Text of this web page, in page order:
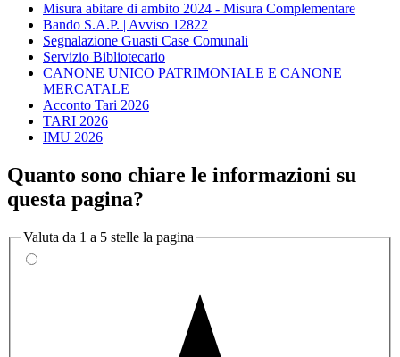
Misura abitare di ambito 2024 - Misura Complementare
Bando S.A.P. | Avviso 12822
Segnalazione Guasti Case Comunali
Servizio Bibliotecario
CANONE UNICO PATRIMONIALE E CANONE
MERCATALE
Acconto Tari 2026
TARI 2026
IMU 2026
Quanto sono chiare le informazioni su
questa pagina?
Valuta da 1 a 5 stelle la pagina